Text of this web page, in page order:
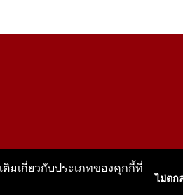
มเกี่ยวกับประเภทของคุกกี้ที่
ไม่ตก